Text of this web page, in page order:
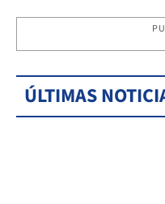
ÚLTIMAS